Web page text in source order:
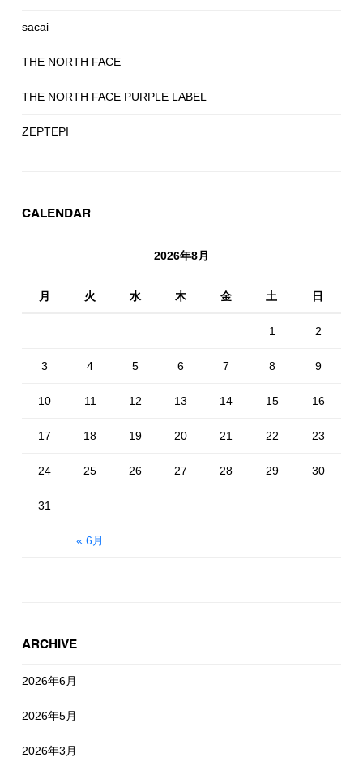
sacai
THE NORTH FACE
THE NORTH FACE PURPLE LABEL
ZEPTEPI
CALENDAR
2026年8月
月 火 水 木 金 土 日
« 6月
1 2
3 4 5 6 7 8 9
10 11 12 13 14 15 16
17 18 19 20 21 22 23
24 25 26 27 28 29 30
31
ARCHIVE
2026年6月
2026年5月
2026年3月